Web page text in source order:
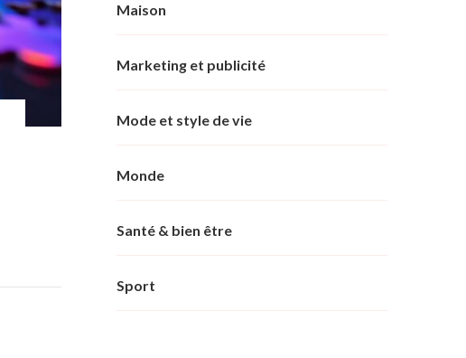
Maison
Marketing et publicité
Mode et style de vie
Monde
Santé & bien être
Sport